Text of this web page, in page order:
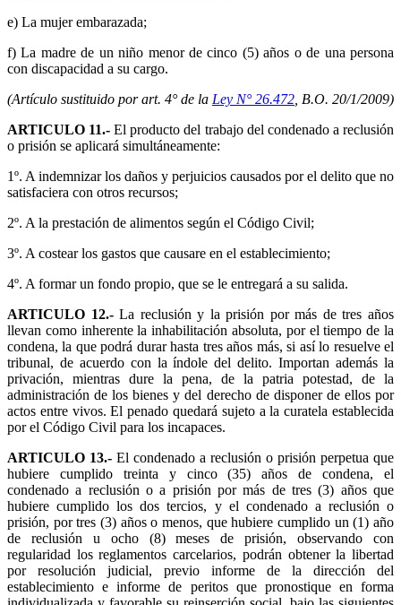
e) La mujer embarazada;
f) La madre de un niño menor de cinco (5) años o de una persona
con discapacidad a su cargo.
(Artículo sustituido por art. 4° de la Ley N° 26.472 , B.O. 20/1/2009)
ARTICULO 11.- El producto del trabajo del condenado a reclusión
o prisión se aplicará simultáneamente:
1º. A indemnizar los daños y perjuicios causados por el delito que no
satisfaciera con otros recursos;
2º. A la prestación de alimentos según el Código Civil;
3º. A costear los gastos que causare en el establecimiento;
4º. A formar un fondo propio, que se le entregará a su salida.
ARTICULO 12.-La reclusión y la prisión por más de tres años
llevan como inherente la inhabilitación absoluta, por el tiempo de la
condena, la que podrá durar hasta tres años más, si así lo resuelve el
tribunal, de acuerdo con la índole del delito. Importan además la
privación, mientras dure la pena, de la patria potestad, de la
administración de los bienes y del derecho de disponer de ellos por
actos entre vivos. El penado quedará sujeto a la curatela establecida
por el Código Civil para los incapaces.
ARTICULO 13.- El condenado a reclusión o prisión perpetua que
hubiere cumplido treinta y cinco (35) años de condena, el
condenado a reclusión o a prisión por más de tres (3) años que
hubiere cumplido los dos tercios, y el condenado a reclusión o
prisión, por tres (3) años o menos, que hubiere cumplido un (1) año
de reclusión u ocho (8) meses de prisión, observando con
regularidad los reglamentos carcelarios, podrán obtener la libertad
por resolución judicial, previo informe de la dirección del
establecimiento e informe de peritos que pronostique en forma